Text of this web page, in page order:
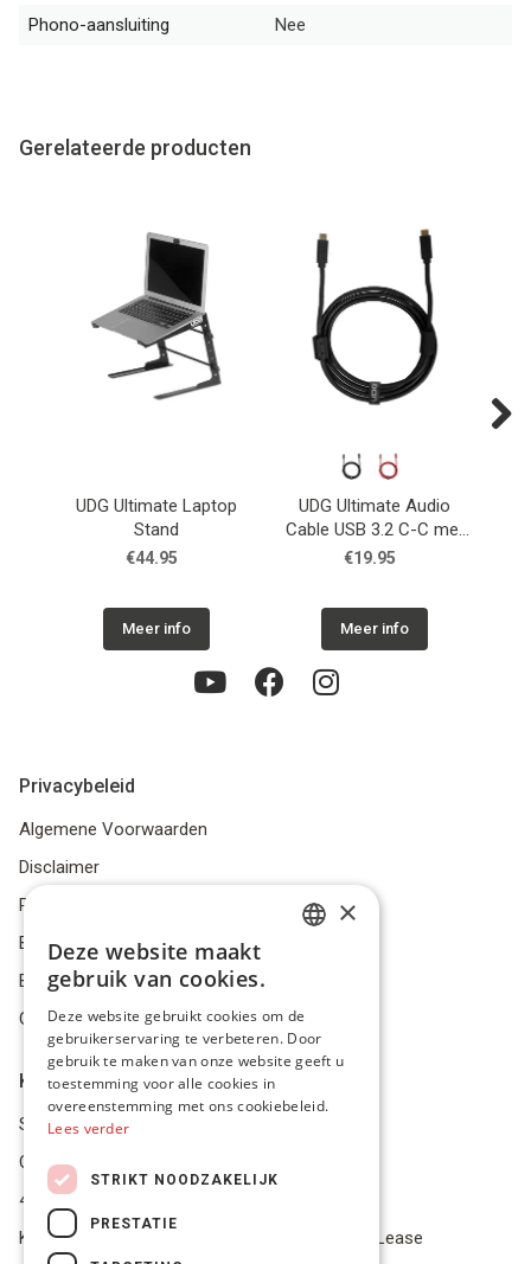
Phono-aansluiting
Nee
Gerelateerde producten
UDG Ultimate Laptop
Stand
€44.95
Meer info
UDG Ultimate Audio
Cable USB 3.2 C-C met
rechte aansluiting
€19.95
Meer info
Privacybeleid
Algemene Voorwaarden
Disclaimer
Privacybeleid
Bestelling herroepen
Betalingsmiddelen
Geschillen
Klantenservice
Service Center
Onze winkel
4.9 op 5 gescoord op Trustpilot
Koop je materiaal op afbetaling met Pro Gear Lease
ENGLISH
×
Deze website maakt
gebruik van cookies.
Deze website gebruikt cookies om de
gebruikerservaring te verbeteren. Door
gebruik te maken van onze website geeft u
toestemming voor alle cookies in
overeenstemming met ons cookiebeleid.
Lees verder
STRIKT NOODZAKELIJK
PRESTATIE